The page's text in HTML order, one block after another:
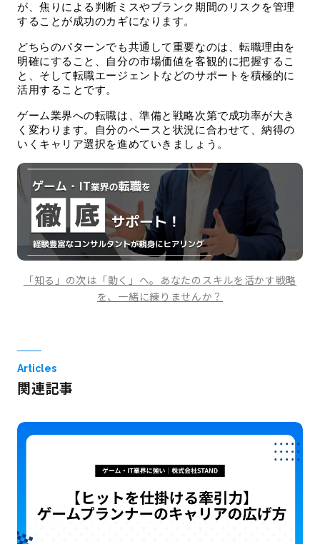
が、焦りによる判断ミスやブランク期間のリスクを管理
することが成功のカギになります。
どちらのパターンでも共通して重要なのは、転職理由を
明確にすること、自分の市場価値を客観的に把握するこ
と、そして転職エージェントなどのサポートを積極的に
活用することです。
ゲーム業界への転職は、準備と戦略次第で成功率が大き
く変わります。自分のペースと状況に合わせて、納得の
いくキャリア選択を進めていきましょう。
「知る」の次は「動く」へ。あなたのスキルを活かす戦略
を、一緒に練りませんか？
Articles
関連記事